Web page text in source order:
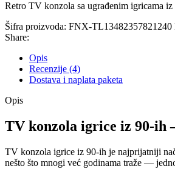
Retro TV konzola sa ugrađenim igricama
Šifra proizvoda: FNX-TL13482357821240
Share:
Opis
Recenzije (4)
Dostava i naplata paketa
Opis
TV konzola igrice iz 90-ih
TV konzola igrice iz 90-ih je najprijatniji
nešto što mnogi već godinama traže —